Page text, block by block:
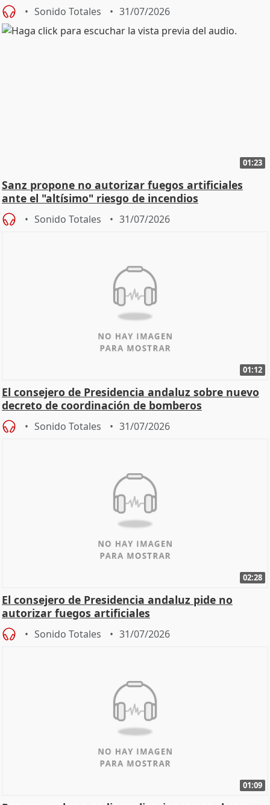
oposición
Sonido Totales 31/07/2026
01:23
Sanz propone no autorizar fuegos artificiales
ante el "altísimo" riesgo de incendios
Sonido Totales 31/07/2026
01:12
El consejero de Presidencia andaluz sobre nuevo
decreto de coordinación de bomberos
Sonido Totales 31/07/2026
02:28
El consejero de Presidencia andaluz pide no
autorizar fuegos artificiales
Sonido Totales 31/07/2026
01:09